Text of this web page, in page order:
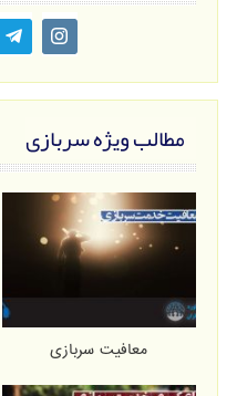
مطالب ویژه سربازی
معافیت سربازی